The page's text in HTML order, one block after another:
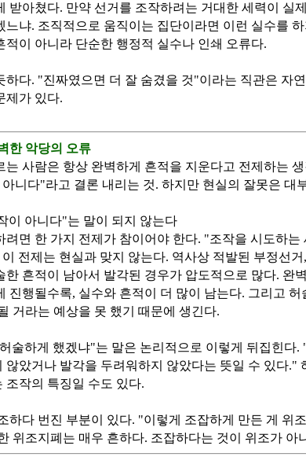
받아쳤다. 만약 선거를 조작하려는 거대한 세력이 실
느냐. 조직적으로 움직이는 집단이라면 이런 실수를
적이 아니라 단순한 행정적 실수나 인쇄 오류다.
하다. "진짜였으면 더 잘 숨겼을 것"이라는 직관은 자
제가 있다.
한 악당의 오류
는 사람은 항상 완벽하게 흔적을 지운다고 전제하는
니다"라고 결론 내리는 것. 하지만 현실의 잘못은 대
이 아니다"는 말이 되지 않는다
려면 한 가지 전제가 참이어야 한다. "조작을 시도하
전제는 현실과 맞지 않는다. 역사상 적발된 부정선
한 흔적이 남아서 발각된 경우가 압도적으로 많다. 완
진행될수록, 실수와 흔적이 더 많이 남는다. 그리고
거라는 예상을 못 했기 때문에 생긴다.
술하게 했겠냐"는 말은 논리적으로 이렇게 뒤집힌다.
않았거나 발각을 두려워하지 않았다는 뜻일 수 있다."
조작의 특징일 수도 있다.
하다 번진 부분이 있다. "이렇게 조잡하게 만든 게 위
위조지폐는 매우 흔하다. 조잡하다는 것이 위조가 아